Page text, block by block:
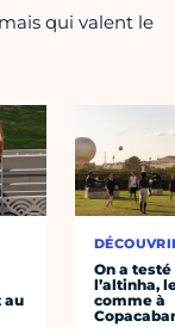
qui valent le
au
On a testé
l’altinha,
comme à